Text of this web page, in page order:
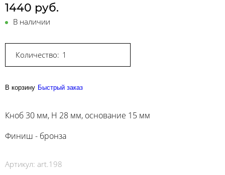
1440 руб.
В наличии
Количество:
В корзину Быстрый заказ
Кноб 30 мм, H 28 мм, основание 15 мм
Финиш - бронза
Артикул: art.198